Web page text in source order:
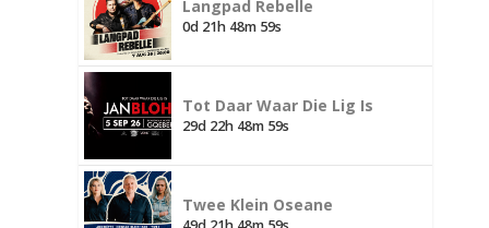
Langpad Rebelle
0d 21h 48m 58s
Tot Daar Waar Die Lig Is
29d 22h 48m 58s
Twee Klein Oseane